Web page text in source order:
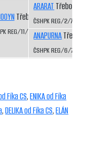
Třeboň-Kopeček CS
REG/11/79
ARARAT Třeboň-
ČSHPK REG/2/77
ANAPURNATřeboň-
ČSHPK REG/6/77
Fíka CS,ENIKA od Fíka
,DELIKA od Fíka CS,ELÁN